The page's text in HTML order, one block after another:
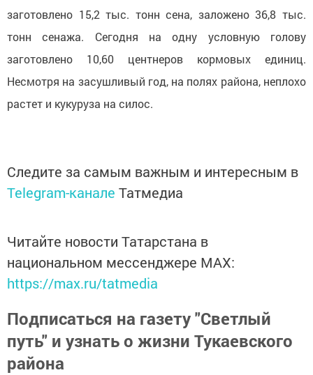
заготовлено 15,2 тыс. тонн сена, заложено 36,8 тыс.
тонн сенажа. Сегодня на одну условную голову
заготовлено 10,60 центнеров кормовых единиц.
Несмотря на засушливый год, на полях района, неплохо
растет и кукуруза на силос.
Следите за самым важным и интересным в
Telegram-канале Татмедиа
Читайте новости Татарстана в
национальном мессенджере MАХ:
https://max.ru/tatmedia
Подписаться на газету "Светлый
путь" и узнать о жизни Тукаевского
района